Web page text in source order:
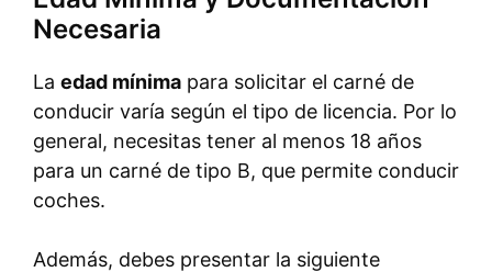
Necesaria
La edad mínima para solicitar el carné de
conducir varía según el tipo de licencia. Por lo
general, necesitas tener al menos 18 años
para un carné de tipo B, que permite conducir
coches.
Además, debes presentar la siguiente